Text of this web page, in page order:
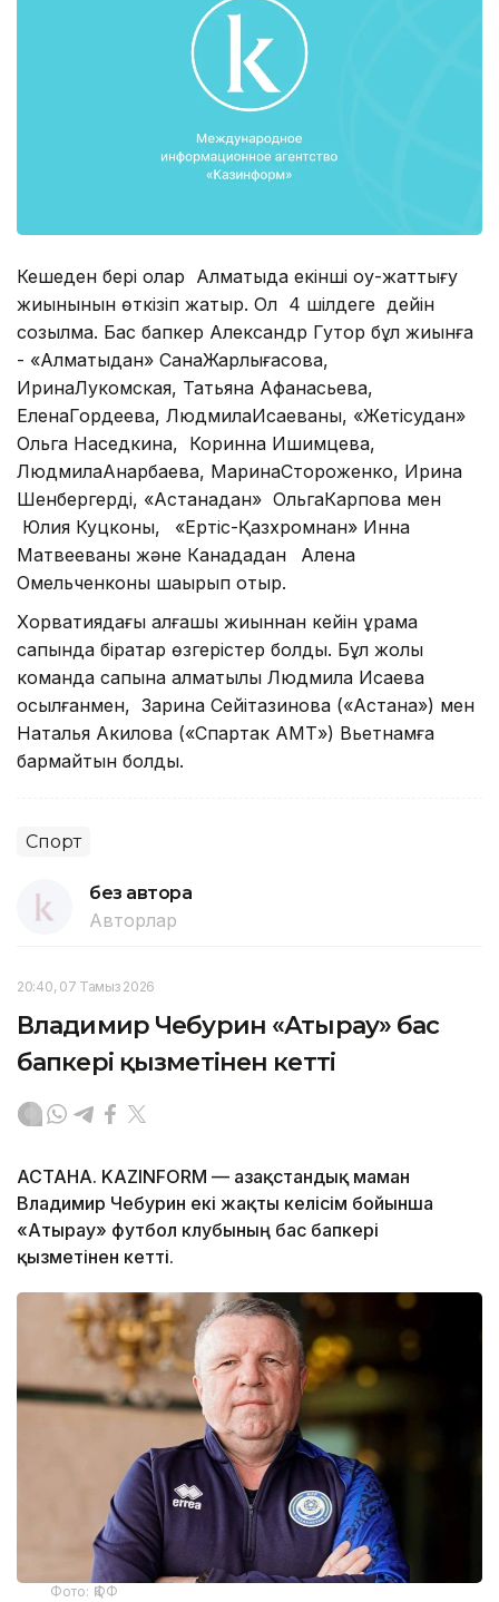
Кешеден бері олар Алматыда екінші оқу-жаттығу
жиынынын өткізіп жатыр. Ол 4 шілдеге дейін
созылмақ. Бас бапкер Александр Гутор бұл жиынға
- «Алматыдан» СанаЖарлығасова,
ИринаЛукомская, Татьяна Афанасьева,
ЕленаГордеева, ЛюдмилаИсаеваны, «Жетісудан»
Ольга Наседкина, Коринна Ишимцева,
ЛюдмилаАнарбаева, МаринаСтороженко, Ирина
Шенбергерді, «Астанадан» ОльгаКарпова мен
Юлия Куцконы,
«Ертіс-Қазхромнан» Инна
Матвееваны және Канададан
Алена
Омельченконы шақырып отыр.
Хорватиядағы алғашқы жиыннан кейін құрама
сапында бірқатар өзгерістер болды. Бұл жолы
команда сапына алматылық Людмила Исаева
қосылғанмен, Зарина Сейітқазинова («Астана») мен
Наталья Акилова («Спартак АМТ») Вьетнамға
бармайтын болды.
Спорт
без автора
Авторлар
20:40, 07 Тамыз 2026
Владимир Чебурин «Атырау» бас
бапкері қызметінен кетті
АСТАНА. KAZINFORM — Қазақстандық маман
Владимир Чебурин екі жақты келісім бойынша
«Атырау» футбол клубының бас бапкері
қызметінен кетті.
Фото: ҚФФ